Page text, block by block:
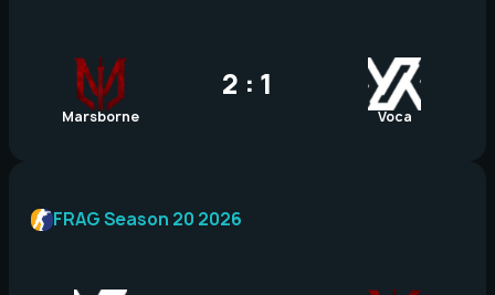
Marsborne
2 : 1
Voca
FRAG Season 20 2026